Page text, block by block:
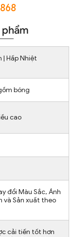
| Hấp Nhiệt
bóng
cao
đổi Màu Sắc, Ánh
và Sản xuất theo
cải tiến tốt hơn